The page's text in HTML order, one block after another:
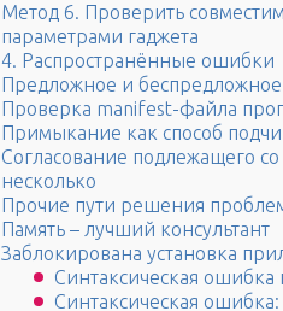
Метод 6. Проверить
параметрами гаджета
4. Распространённые ошибки
Предложное и
Проверка manifest-файла
Примыкание как способ
Согласование подлежащего
несколько
Прочие пути решения
Память – лучший консультант
Заблокирована установка
Синтаксическая
Синтаксическая